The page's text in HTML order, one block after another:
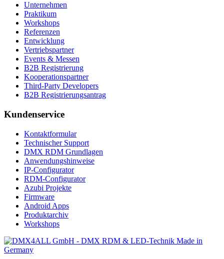
Unternehmen
Praktikum
Workshops
Referenzen
Entwicklung
Vertriebspartner
Events & Messen
B2B Registrierung
Kooperationspartner
Third-Party Developers
B2B Registrierungsantrag
Kundenservice
Kontaktformular
Technischer Support
DMX RDM Grundlagen
Anwendungshinweise
IP-Configurator
RDM-Configurator
Azubi Projekte
Firmware
Android Apps
Produktarchiv
Workshops